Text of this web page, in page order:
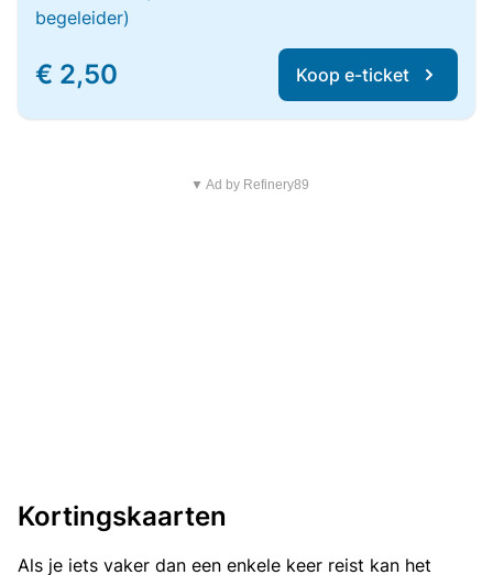
begeleider)
€ 2,50 Koop e-ticket
▼ Ad by Refinery89
Kortingskaarten
Als je iets vaker dan een enkele keer reist kan het